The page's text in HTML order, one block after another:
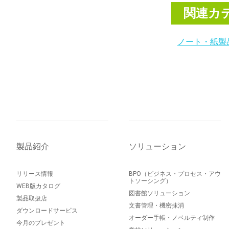
関連カ
ノート・紙製
製品紹介
リリース情報
WEB版カタログ
製品取扱店
ダウンロードサービス
今月のプレゼント
ソリューション
BPO（ビジネス・プロセス・アウ
トソーシング）
図書館ソリューション
文書管理・機密抹消
オーダー手帳・ノベルティ制作